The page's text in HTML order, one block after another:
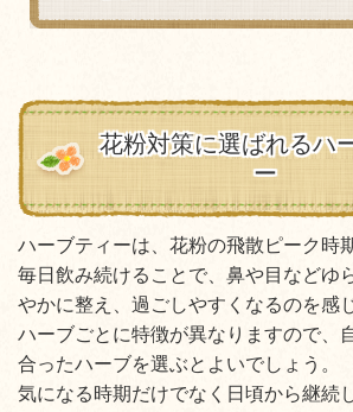
花粉対策に選ばれるハ
ー
ハーブティーは、花粉の飛散ピーク時
毎日飲み続けることで、鼻や目などゆ
やかに整え、過ごしやすくなるのを感
ハーブごとに特徴が異なりますので、
合ったハーブを選ぶとよいでしょう。
気になる時期だけでなく日頃から継続